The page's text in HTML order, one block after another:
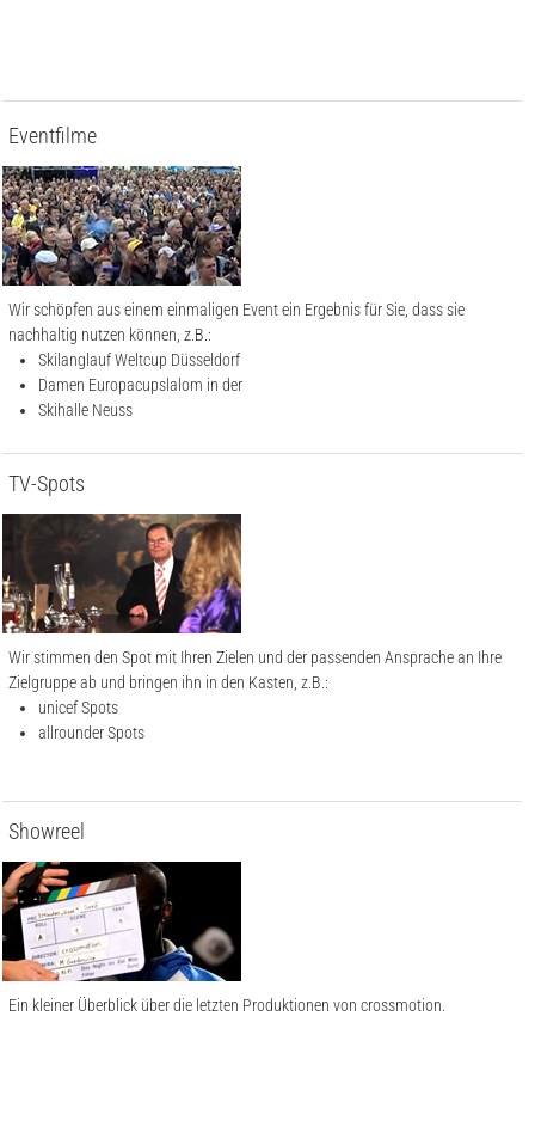
Eventfilme
Wir schöpfen aus einem einmaligen Event ein Ergebnis für Sie, dass sie
nachhaltig nutzen können, z.B.:
Skilanglauf Weltcup Düsseldorf
Damen Europacupslalom in der
Skihalle Neuss
TV-Spots
Wir stimmen den Spot mit Ihren Zielen und der passenden Ansprache an Ihre
Zielgruppe ab und bringen ihn in den Kasten, z.B.:
unicef Spots
allrounder Spots
Showreel
Ein kleiner Überblick über die letzten Produktionen von crossmotion.